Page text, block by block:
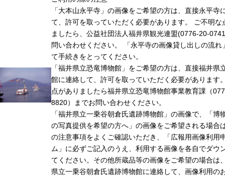
「大本山永平寺」の画像をご希望の方は、直接永平寺
て、許可を取っていただく必要があります。 ご不明な
ましたら、公益社団法人福井県観光連盟(0776-20-
問い合わせください。 「永平寺の画像貸し出しの流れ
て手続きをとってください。
「福井県立恐竜博物館」をご希望の方は、直接福井県
館に連絡して、許可を取っていただく必要があります
点がありましたら福井県立恐竜博物館事業教育課（
8820）までお問い合わせください。
「福井県立一乗谷朝倉氏遺跡博物館」の画像で、「博
の写真提供を希望の方へ」の画像をご希望される場合
の注意事項をよくご確認いただき、「広報用画像利用
ム」に必ずご記入のうえ、利用する画像を各自でダウ
てください。その他所蔵品等の画像をご希望の場合は
県立一乗谷朝倉氏遺跡博物館に連絡して、画像利用の